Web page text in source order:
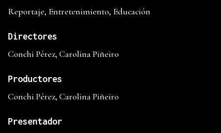
Reportaje, Entretenimiento, Educación
Directores
Conchi Pérez, Carolina Piñeiro
Productores
Conchi Pérez, Carolina Piñeiro
Presentador